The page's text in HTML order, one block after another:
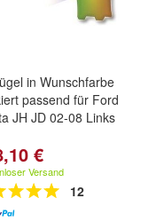
in Wunschfarbe
passend für Ford
JH JD 02-08 Links
€
Versand
12